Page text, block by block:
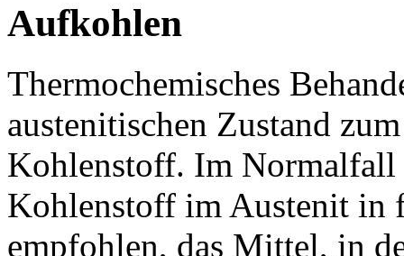
Aufkohlen
Thermochemisches
austenitischen Zustand
Kohlenstoff. Im Normalfall
Kohlenstoff im Austenit in
empfohlen, das Mittel, in